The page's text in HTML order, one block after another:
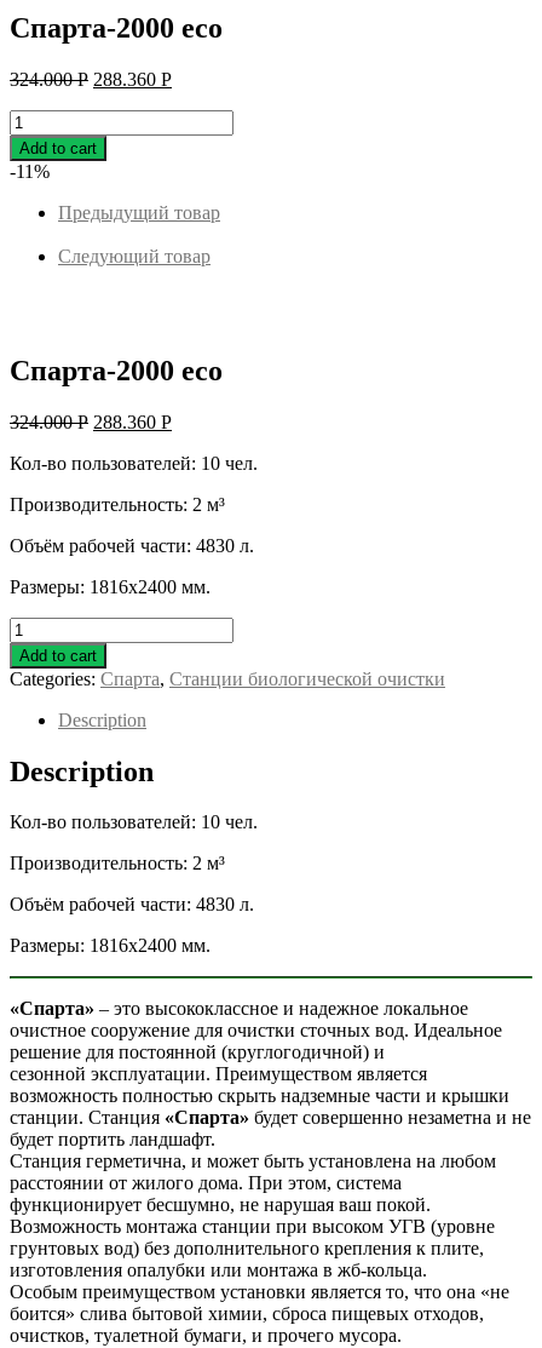
Спарта-2000 eco
324.000Р 288.360 Р
Спарта-2000
eco
quantity
Add to cart
-11%
Предыдущий товар
Следующий товар
Спарта-2000 eco
324.000Р 288.360 Р
Кол-во пользователей: 10 чел.
Производительность: 2 м³
Объём рабочей части: 4830 л.
Размеры: 1816х2400 мм.
Спарта-2000
eco
quantity
Add to cart
Categories: Спарта, Станции биологической очистки
Description
Description
Кол-во пользователей: 10 чел.
Производительность: 2 м³
Объём рабочей части: 4830 л.
Размеры: 1816х2400 мм.
«Спарта» – это высококлассное и надежное локальное
очистное сооружение для очистки сточных вод. Идеальное
решение для постоянной (круглогодичной) и
сезонной эксплуатации. Преимуществом является
возможность полностью скрыть надземные части и крышки
станции. Станция «Спарта» будет совершенно незаметна и не
будет портить ландшафт.
Станция герметична, и может быть установлена на любом
расстоянии от жилого дома. При этом, система
функционирует бесшумно, не нарушая ваш покой.
Возможность монтажа станции при высоком УГВ (уровне
грунтовых вод) без дополнительного крепления к плите,
изготовления опалубки или монтажа в жб-кольца.
Особым преимуществом установки является то, что она «не
боится» слива бытовой химии, сброса пищевых отходов,
очистков, туалетной бумаги, и прочего мусора.